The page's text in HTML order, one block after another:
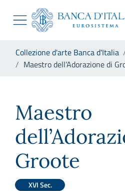
Skip to Main Content
Vai al sito istituzionale
Vai al menu di navigazione
Vai alla ricerca
Vai al footer
Collezione d'arte Banca d'Italia
Maestro dell’Adorazione di
Maestro
Groote
XVI Sec.